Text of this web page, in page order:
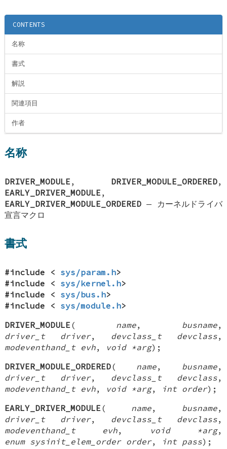
CONTENTS
名称
書式
解説
関連項目
作者
名称
DRIVER_MODULE , DRIVER_MODULE_ORDERED,
EARLY_DRIVER_MODULE ,
EARLY_DRIVER_MODULE_ORDERED —
カーネルドライバ
宣言マクロ
書式
#include < sys/param.h>
#include < sys/kernel.h>
#include < sys/bus.h>
#include < sys/module.h>
DRIVER_MODULE ( name, busname,
driver_t driver, devclass_t devclass,
modeventhand_t evh, void *arg);
DRIVER_MODULE_ORDERED( name, busname,
driver_t driver, devclass_t devclass,
modeventhand_t evh, void *arg, int order);
EARLY_DRIVER_MODULE ( name, busname,
driver_t driver, devclass_t devclass,
modeventhand_t evh, void *arg,
enum sysinit_elem_order order, int pass);